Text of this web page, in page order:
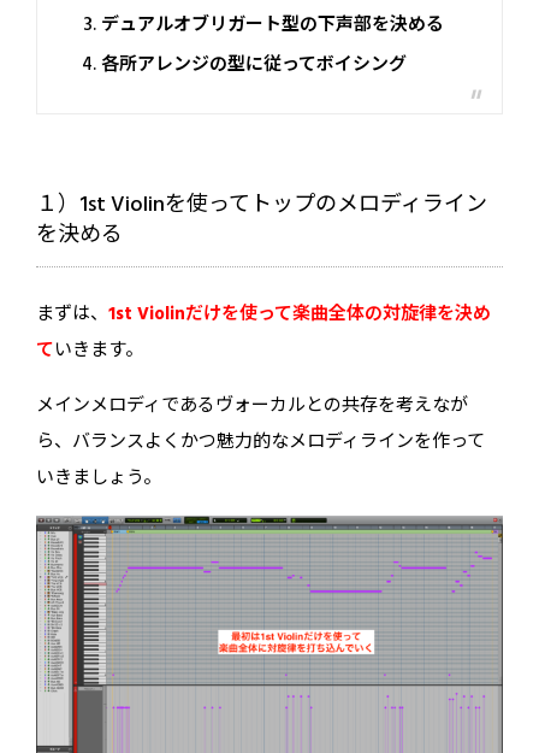
デュアルオブリガート型の下声部を決める
各所アレンジの型に従ってボイシング
１）1st Violinを使ってトップのメロディライン
を決める
まずは、1st Violinだけを使って楽曲全体の対旋律を決め
ていきます。
メインメロディであるヴォーカルとの共存を考えなが
ら、バランスよくかつ魅力的なメロディラインを作って
いきましょう。